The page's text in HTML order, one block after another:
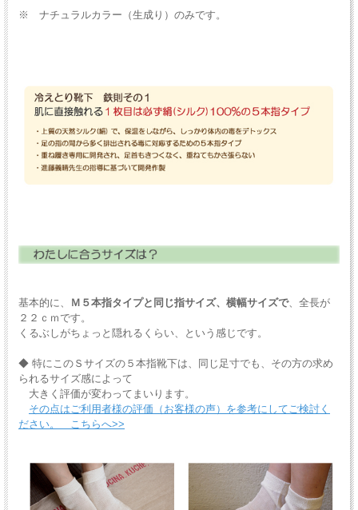
※ ナチュラルカラー（生成り）のみです。
基本的に、 Ｍ５本指タイプと同じ指サイズ、横幅サイズで、全長が
２２ｃｍです。
くるぶしがちょっと隠れるくらい、という感じです。
◆ 特にこのＳサイズの５本指靴下は、同じ足寸でも、その方の求め
られるサイズ感によって
大きく評価が変わってまいります。
その点はご利用者様の評価（お客様の声）を参考にしてご検討く
ださい。 こちらへ>>